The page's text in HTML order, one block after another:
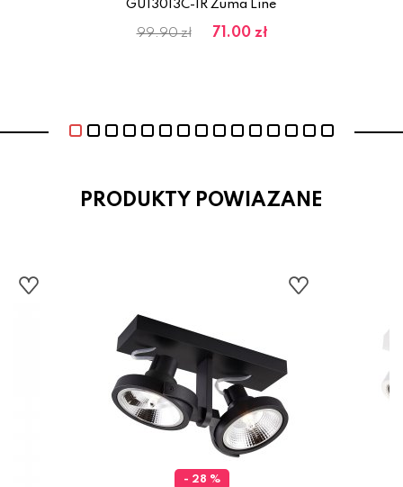
GU13013C-1R Zuma Line
99.90 zł 71.00 zł
PRODUKTY POWIAZANE
- 28 %